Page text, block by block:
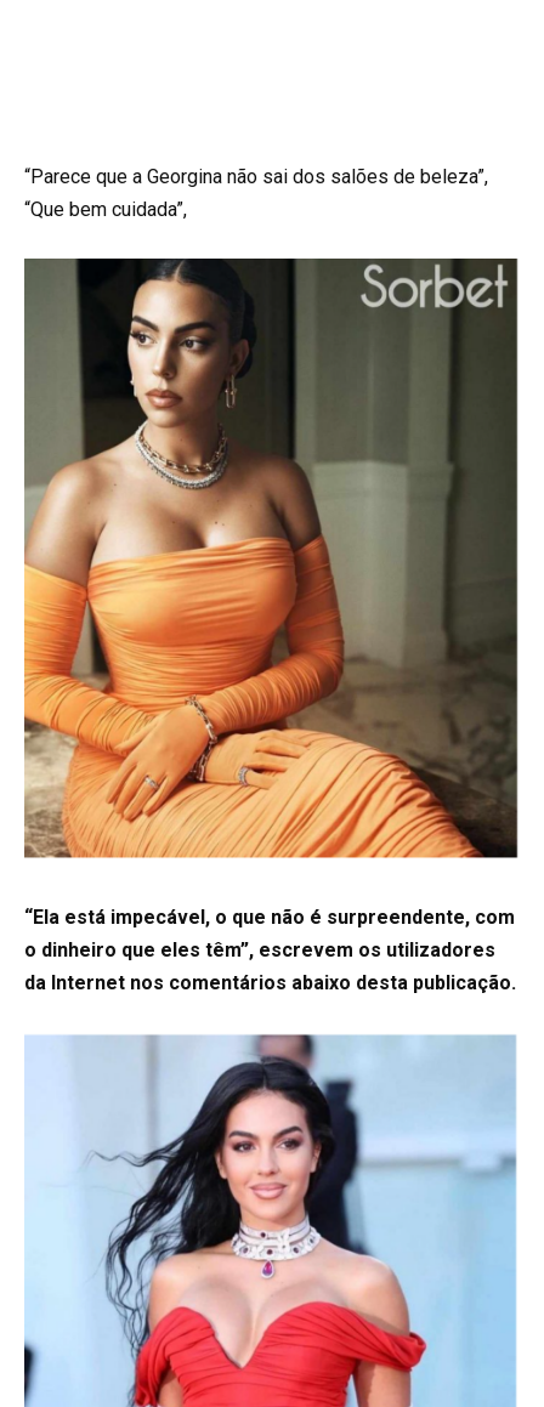
“Parece que a Georgina não sai dos salões de beleza”,
“Que bem cuidada”,
“Ela está impecável, o que não é surpreendente, com
o dinheiro que eles têm”, escrevem os utilizadores
da Internet nos comentários abaixo desta publicação.